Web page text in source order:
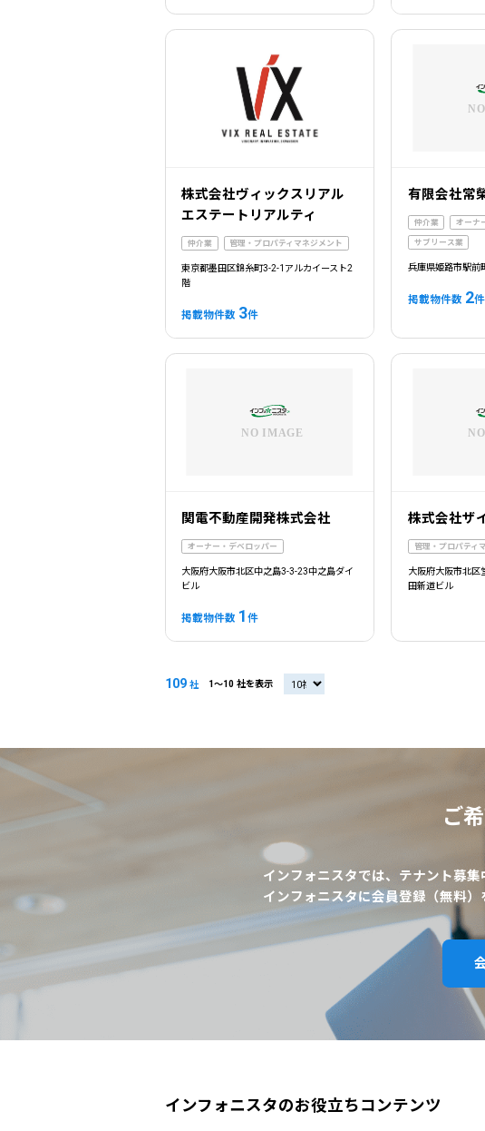
株式会社ヴィックスリアル
エステートリアルティ
仲介業 管理・プロパティマネジメント
東京都墨田区錦糸町3-2-1アルカイースト2
階
掲載物件数 3件
有限会社常
仲介業 オーナ
サブリース業
兵庫県姫路市駅
掲載物件数 2件
関電不動産開発株式会社
オーナー・デベロッパー
大阪府大阪市北区中之島3-3-23中之島ダイ
ビル
掲載物件数 1件
株式会社ザ
管理・プロパティ
大阪府大阪市北区
田新道ビル
109社 1〜10 社を表示 20社
ご
インフォニスタでは、テナント募
インフォニスタに会員登録（無料
インフォニスタのお役立ちコンテンツ